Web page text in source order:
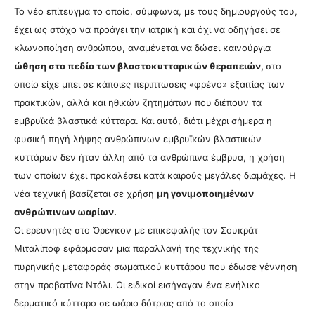
Το νέο επίτευγμα το οποίο, σύμφωνα, με τους δημιουργούς του,
έχει ως στόχο να προάγει την ιατρική και όχι να οδηγήσει σε
κλωνοποίηση ανθρώπου, αναμένεται να δώσει καινούργια
ώθηση στο πεδίο των βλαστοκυτταρικών θεραπειών, στο
οποίο είχε μπει σε κάποιες περιπτώσεις «φρένο» εξαιτίας των
πρακτικών, αλλά και ηθικών ζητημάτων που διέπουν τα
εμβρυϊκά βλαστικά κύτταρα. Και αυτό, διότι μέχρι σήμερα η
φυσική πηγή λήψης ανθρώπινων εμβρυϊκών βλαστικών
κυττάρων δεν ήταν άλλη από τα ανθρώπινα έμβρυα, η χρήση
των οποίων έχει προκαλέσει κατά καιρούς μεγάλες διαμάχες. Η
νέα τεχνική βασίζεται σε χρήση μη γονιμοποιημένων
ανθρώπινων ωαρίων.
Οι ερευνητές στο Όρεγκον με επικεφαλής τον Σουκράτ
Μιταλίποφ εφάρμοσαν μια παραλλαγή της τεχνικής της
πυρηνικής μεταφοράς σωματικού κυττάρου που έδωσε γέννηση
στην προβατίνα Ντόλι. Οι ειδικοί εισήγαγαν ένα ενήλικο
δερματικό κύτταρο σε ωάριο δότριας από το οποίο